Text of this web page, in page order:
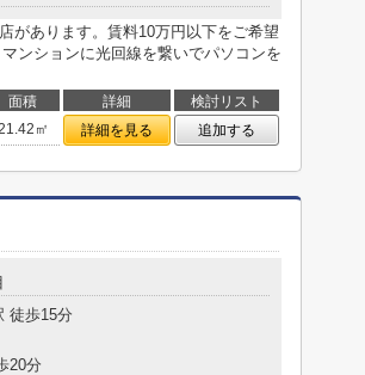
があります。賃料10万円以下をご希望
ンションに光回線を繋いでパソコンを
面積 詳細
検討リスト
㎡ 詳細を見る 追加する
徒歩15分
20分